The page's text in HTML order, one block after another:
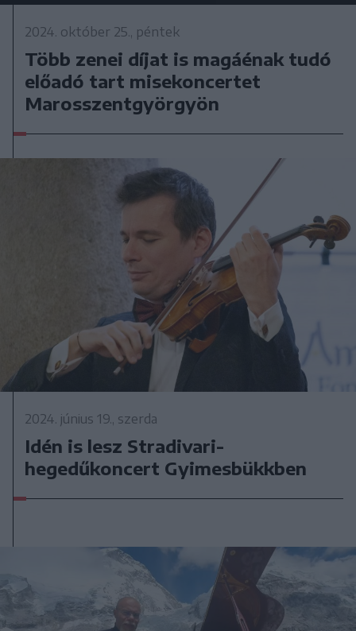
2024. október 25., péntek
Több zenei díjat is magáénak tudó
előadó tart misekoncertet
Marosszentgyörgyön
2024. június 19., szerda
Idén is lesz Stradivari-
hegedűkoncert Gyimesbükkben